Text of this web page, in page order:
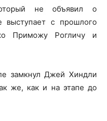
не объявил о
выступает с прошлого
Приможу Рогличу и
замкнул Джей Хиндли
же, как и на этапе до